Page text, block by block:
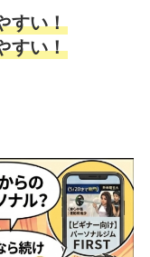
すい！
すい！